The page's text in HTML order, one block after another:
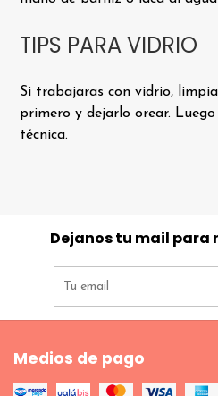
TIPS PARA VIDRIO
Si trabajaras con vidrio,
primero y dejarlo orear.
técnica.
Dejanos tu mail para
Medios de pago